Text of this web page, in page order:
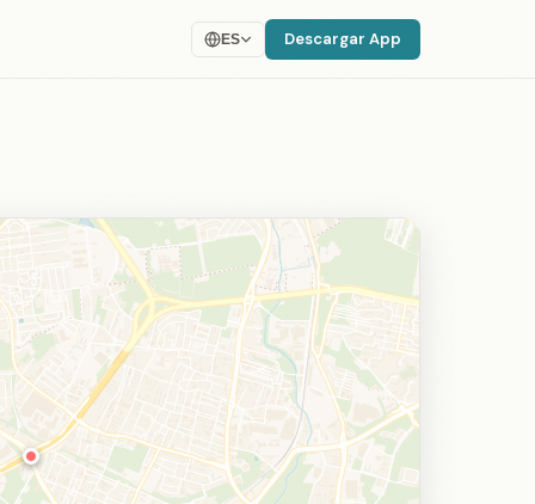
ES Descargar App